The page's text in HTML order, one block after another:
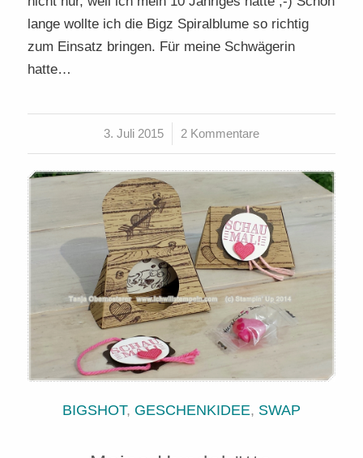
lange wollte ich die Bigz Spiralblume so richtig
zum Einsatz bringen. Für meine Schwägerin
hatte…
3. Juli 2015
/ 2 Kommentare
BIGSHOT, GESCHENKIDEE, SWAP